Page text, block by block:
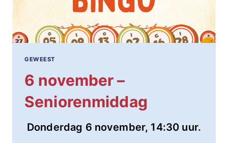
GEWEEST
6 november –
Seniorenmiddag
Donderdag 6 november, 14:30 uur.